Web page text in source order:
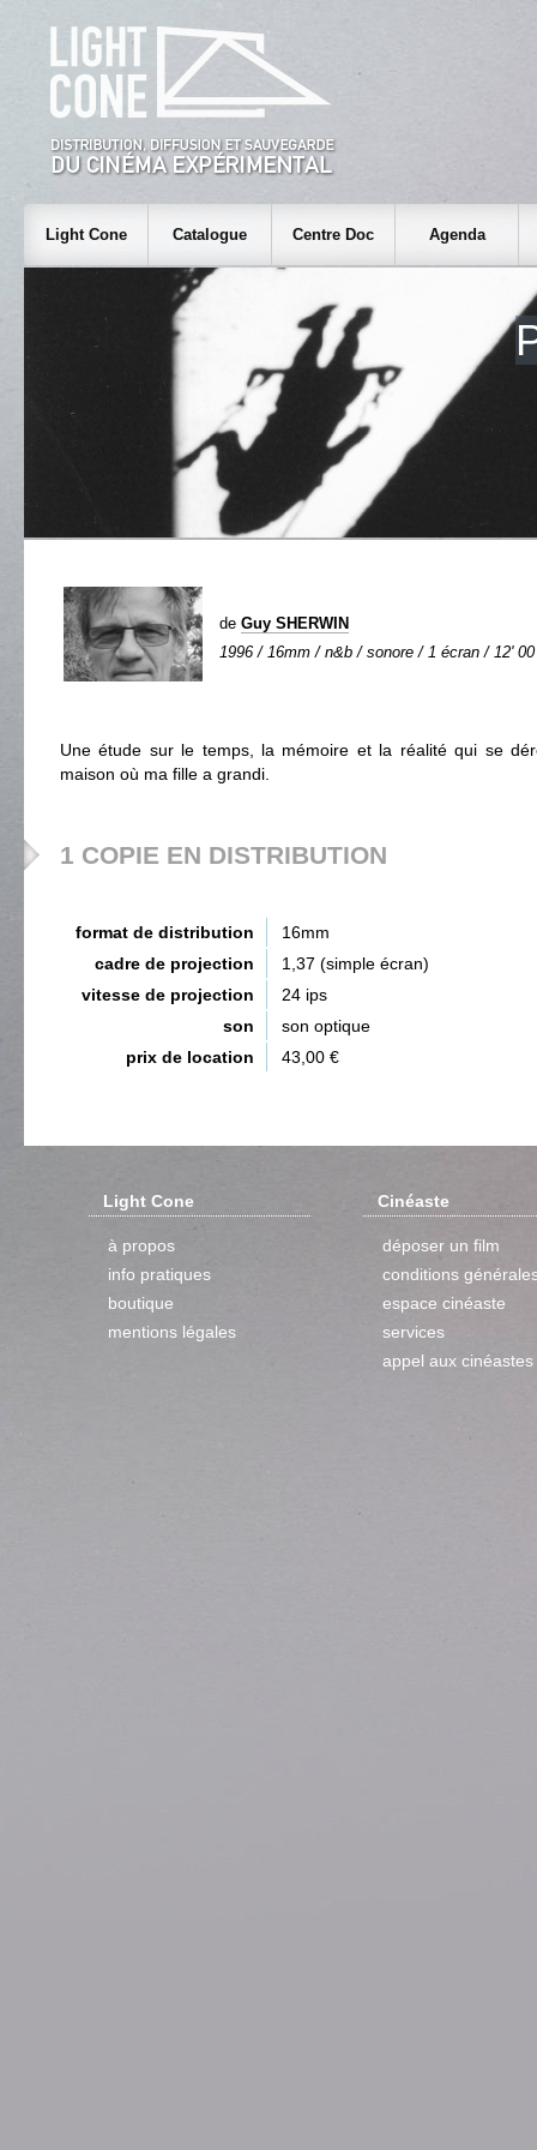
Light Cone Catalogue Centre Doc Agenda
de Guy SHERWIN
1996 / 16mm / n&b / sonore / 1 écran / 12' 00
Une étude sur le temps, la mémoire et la réalité qui se
maison où ma fille a grandi.
1 COPIE EN DISTRIBUTION
format de distribution
16mm
cadre de projection
1,37 (simple écran)
vitesse de projection
24 ips
son
son optique
prix de location
43,00 €
Light Cone
à propos
info pratiques
boutique
mentions légales
Cinéaste
déposer un film
conditions
espace cinéaste
services
appel aux cinéastes